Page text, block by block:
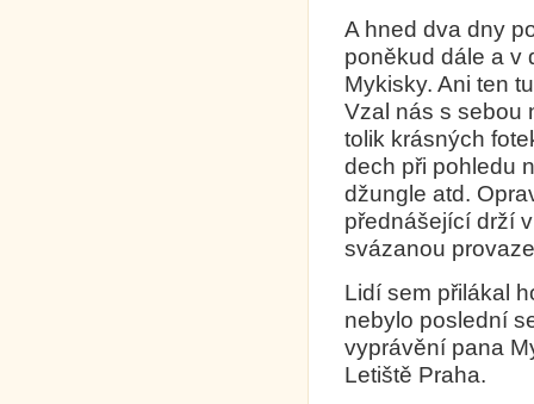
A hned dva dny
poněkud dále a v
Mykisky. Ani ten
Vzal nás s sebou
tolik krásných
dech při pohledu
džungle atd.
přednášející drží
svázanou
Lidí sem přilákal
nebylo poslední
vyprávění pana
Letiště Praha.